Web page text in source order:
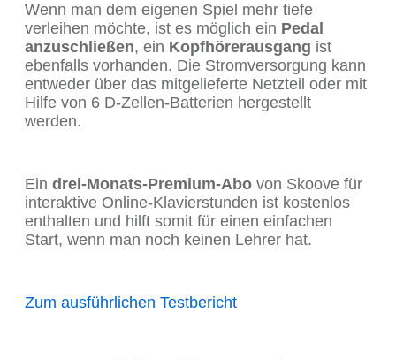
Wenn man dem eigenen Spiel mehr tiefe
verleihen möchte, ist es möglich ein Pedal
anzuschließen, ein Kopfhörerausgang ist
ebenfalls vorhanden. Die Stromversorgung kann
entweder über das mitgelieferte Netzteil oder mit
Hilfe von 6 D-Zellen-Batterien hergestellt
werden.
Ein drei-Monats-Premium-Abo von Skoove für
interaktive Online-Klavierstunden ist kostenlos
enthalten und hilft somit für einen einfachen
Start, wenn man noch keinen Lehrer hat.
Zum ausführlichen Testbericht